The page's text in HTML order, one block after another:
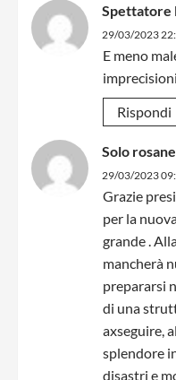
Spettatore
29/03/2023
E meno
imprecisioni
Rispondi
Solo
29/03/2023
Grazie
per la
grande .
mancherà
prepararsi
di una
axseguire,
splendore
disastri e